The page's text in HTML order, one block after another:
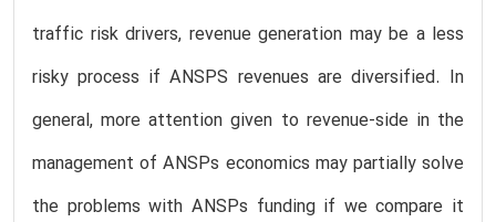
traffic risk drivers, revenue generation may be a less
risky process if ANSPS revenues are diversified. In
general, more attention given to revenue-side in the
management of ANSPs economics may partially solve
the problems with ANSPs funding if we compare it